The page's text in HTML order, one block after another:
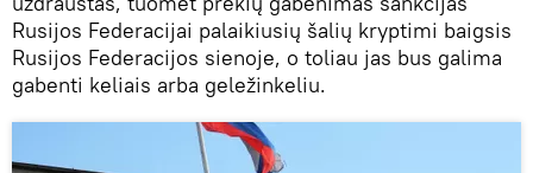
Rusijos Federacijai palaikiusių šalių kryptimi baigsis
Rusijos Federacijos sienoje, o toliau jas bus galima
gabenti keliais arba geležinkeliu.